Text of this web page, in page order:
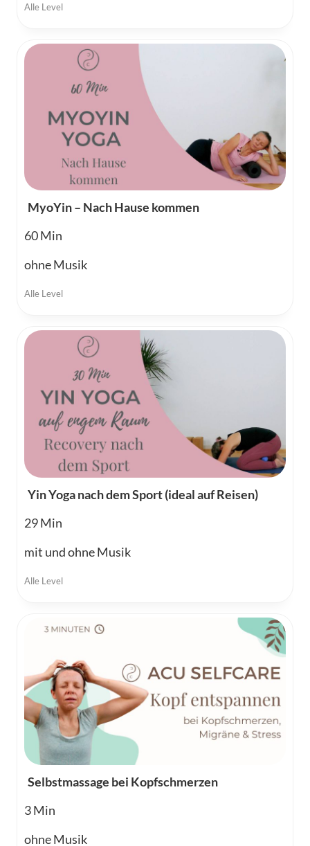
Alle Level
MyoYin – Nach Hause kommen
60
ohne Musik
Alle Level
Yin Yoga nach dem Sport (ideal auf Reisen)
29
mit und ohne Musik
Alle Level
Selbstmassage bei Kopfschmerzen
3
ohne Musik